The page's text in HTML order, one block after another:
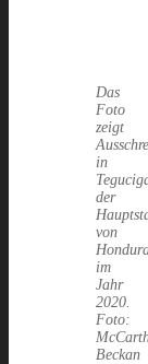
Das
Foto
zeigt
in
der
von
im
Jahr
2020.
Foto:
Beckan